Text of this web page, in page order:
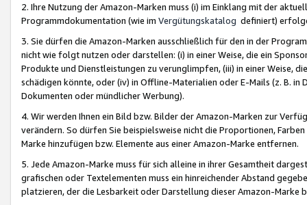
2. Ihre Nutzung der Amazon-Marken muss (i) im Einklang mit der
Programmdokumentation (wie im Vergütungskatalog definiert)
3. Sie dürfen die Amazon-Marken ausschließlich für den in der
nicht wie folgt nutzen oder darstellen: (i) in einer Weise, die ein
Produkte und Dienstleistungen zu verunglimpfen, (iii) in einer Weise,
schädigen könnte, oder (iv) in Offline-Materialien oder E-Mails (z. B. in
Dokumenten oder mündlicher Werbung).
4. Wir werden Ihnen ein Bild bzw. Bilder der Amazon-Marken zur
verändern. So dürfen Sie beispielsweise nicht die Proportionen,
Marke hinzufügen bzw. Elemente aus einer Amazon-Marke entfernen.
5. Jede Amazon-Marke muss für sich alleine in ihrer Gesamtheit
grafischen oder Textelementen muss ein hinreichender Abstand
platzieren, der die Lesbarkeit oder Darstellung dieser Amazon-Marke